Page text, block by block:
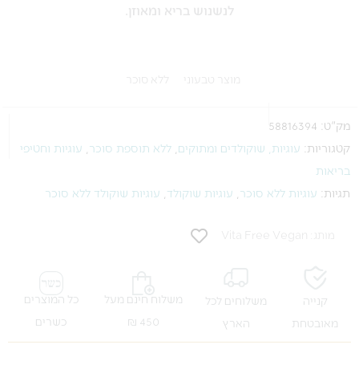
לנשנוש בריא ומאוזן.
מוצר טבעוני ללא סוכר
מק"ט: 58816394
קטגוריות: עוגיות, שוקולדים ומתוקים ללא תוספת סוכר עוגיות וחטיפי
בריאות
תגיות: עוגיות ללא סוכר עוגיות שוקולד עוגיות שוקולד ללא סוכר
מותג: Vita Free Vegan
קנייה
מאובטחת
משלוחים לכל
הארץ
משלוח חינם מעל
450 ₪
כל המוצרים
כשרים